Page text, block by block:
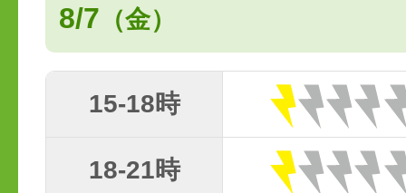
8/7 （金）
15-18時
18-21時